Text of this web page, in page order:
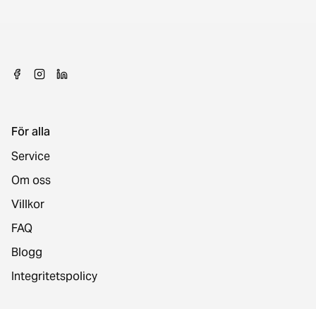
För alla
Service
Om oss
Villkor
FAQ
Blogg
Integritetspolicy